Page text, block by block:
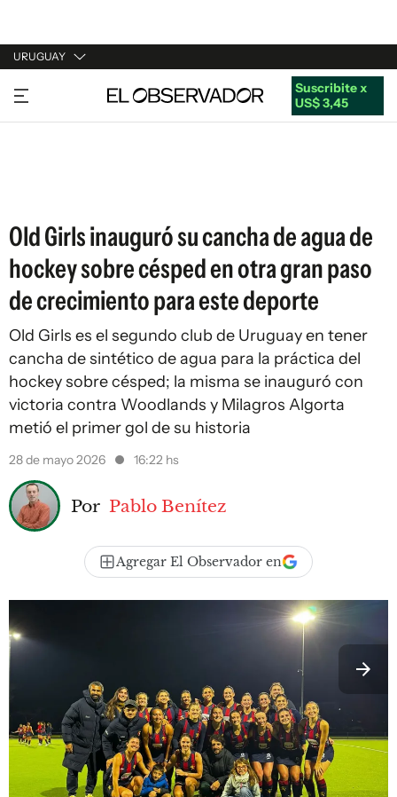
URUGUAY
URUGUAY
ARGENTINA
Suscribite x
US$ 3,45
Old Girls inauguró su cancha de agua de
hockey sobre césped en otra gran paso
de crecimiento para este deporte
Old Girls es el segundo club de Uruguay en tener
cancha de sintético de agua para la práctica del
hockey sobre césped; la misma se inauguró con
victoria contra Woodlands y Milagros Algorta
metió el primer gol de su historia
28 de mayo 2026 16:22 hs
Por Pablo Benítez
Agregar El Observador en